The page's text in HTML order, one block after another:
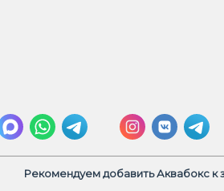
Рекомендуем добавить Аквабокс к